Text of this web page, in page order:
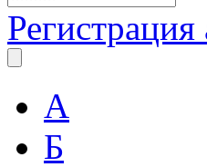
Регистрация
А
Б